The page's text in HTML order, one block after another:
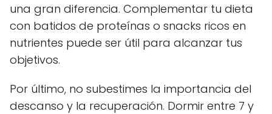
una gran diferencia. Complementar tu dieta
con batidos de proteínas o snacks ricos en
nutrientes puede ser útil para alcanzar tus
objetivos.
Por último, no subestimes la importancia del
descanso y la recuperación. Dormir entre 7 y